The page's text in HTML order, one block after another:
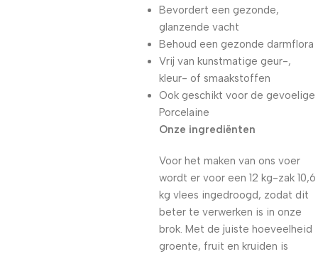
Bevordert een gezonde,
glanzende vacht
Behoud een gezonde darmflora
Vrij van kunstmatige geur-,
kleur- of smaakstoffen
Ook geschikt voor de gevoelige
Porcelaine
Onze ingrediënten
Voor het maken van ons voer
wordt er voor een 12 kg-zak 10,6
kg vlees ingedroogd, zodat dit
beter te verwerken is in onze
brok. Met de juiste hoeveelheid
groente, fruit en kruiden is